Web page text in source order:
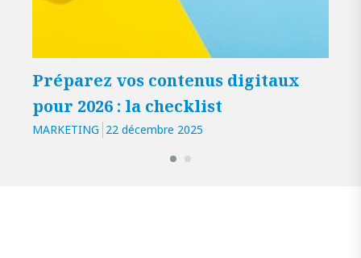
Préparez vos contenus digitaux
pour 2026 : la checklist
MARKETING 22 décembre 2025